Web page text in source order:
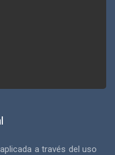
a través del uso